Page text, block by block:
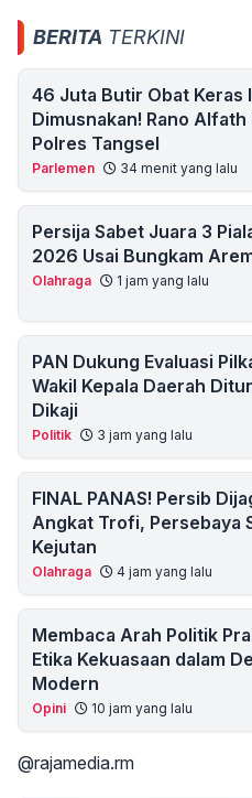
BERITA TERKINI
46 Juta Butir Obat Keras
Dimusnakan! Rano Alfath
Polres Tangsel
Parlemen 34 menit yang lalu
Persija Sabet Juara 3
2026 Usai Bungkam
Olahraga 1 jam yang lalu
PAN Dukung Evaluasi
Wakil Kepala Daerah
Dikaji
Politik 3 jam yang lalu
FINAL PANAS! Persib
Angkat Trofi, Persebaya
Kejutan
Olahraga 4 jam yang lalu
Membaca Arah Politik
Etika Kekuasaan dalam
Modern
Opini 10 jam yang lalu
@rajamedia.rm